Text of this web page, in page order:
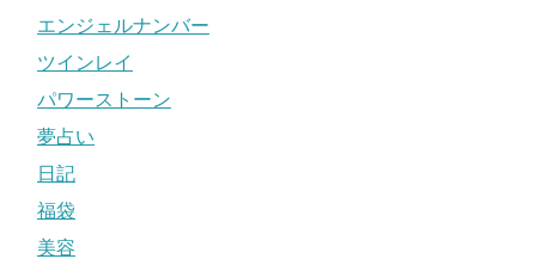
エンジェルナンバー
ツインレイ
パワーストーン
夢占い
日記
福袋
美容